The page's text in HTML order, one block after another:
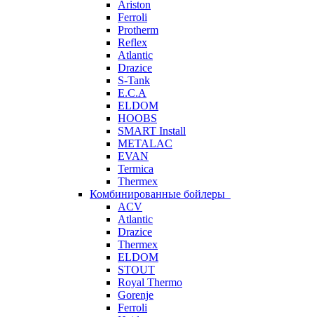
Ariston
Ferroli
Protherm
Reflex
Atlantic
Drazice
S-Tank
E.C.A
ELDOM
HOOBS
SMART Install
METALAC
EVAN
Termica
Thermex
Комбинированные бойлеры
ACV
Atlantic
Drazice
Thermex
ELDOM
STOUT
Royal Thermo
Gorenje
Ferroli